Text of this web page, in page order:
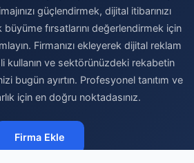
güçlendirmek, dijital itibarınızı
fırsatlarını değerlendirmek için
Firmanızı ekleyerek dijital reklam
kullanın ve sektörünüzdeki rekabetin
bugün ayırtın. Profesyonel tanıtım ve
için en doğru noktadasınız.
Firma Ekle